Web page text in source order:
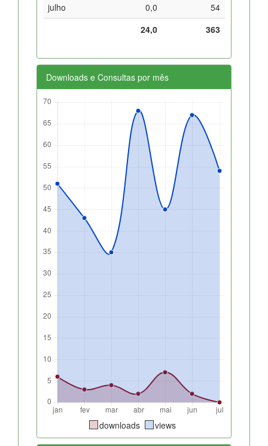
julho
0,0
54
24,0
363
Downloads e Consultas por mês
downloads views